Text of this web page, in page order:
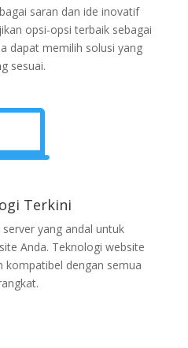
saran dan ide inovatif
opsi-opsi terbaik sebagai
dapat memilih solusi yang
sesuai.
Terkini
yang andal untuk
Anda. Teknologi website
kompatibel dengan semua